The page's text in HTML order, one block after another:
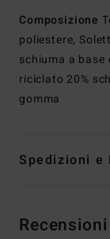
Composizione
poliestere,
schiuma a base
riciclato 20%
gomma
Spedizioni e